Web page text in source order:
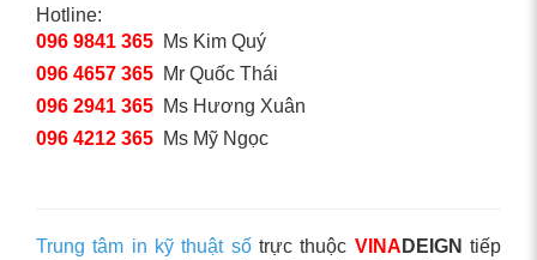
Hotline:
096 9841 365 Ms Kim Quý
096 4657 365 Mr Quốc Thái
096 2941 365 Ms Hương Xuân
096 4212 365 Ms Mỹ Ngọc
Trung tâm in kỹ thuật sốtrực thuộc VINA DEIGN tiếp